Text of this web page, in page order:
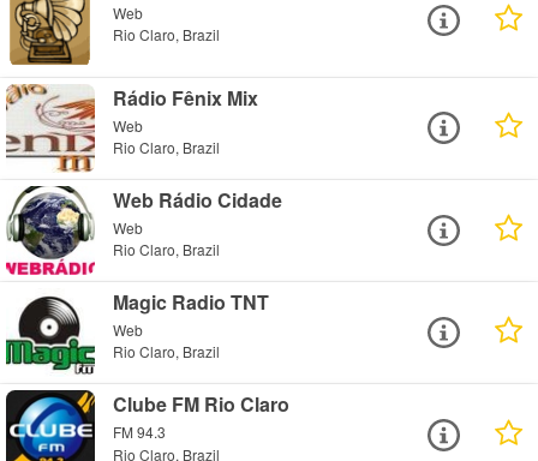
Web
Rio Claro, Brazil
Rádio Fênix Mix
Web
Rio Claro, Brazil
Web Rádio Cidade
Web
Rio Claro, Brazil
Magic Radio TNT
Web
Rio Claro, Brazil
Clube FM Rio Claro
FM 94.3
Rio Claro, Brazil